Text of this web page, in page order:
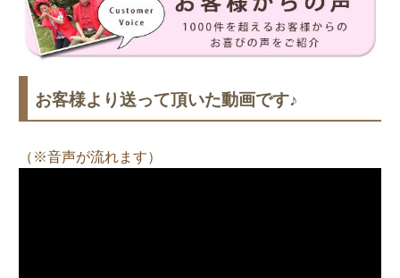
お客様より送って頂いた動画です♪
（※音声が流れます）